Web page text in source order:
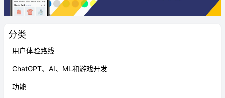
分类
用户体验路线
ChatGPT、AI、ML和游戏开发
功能